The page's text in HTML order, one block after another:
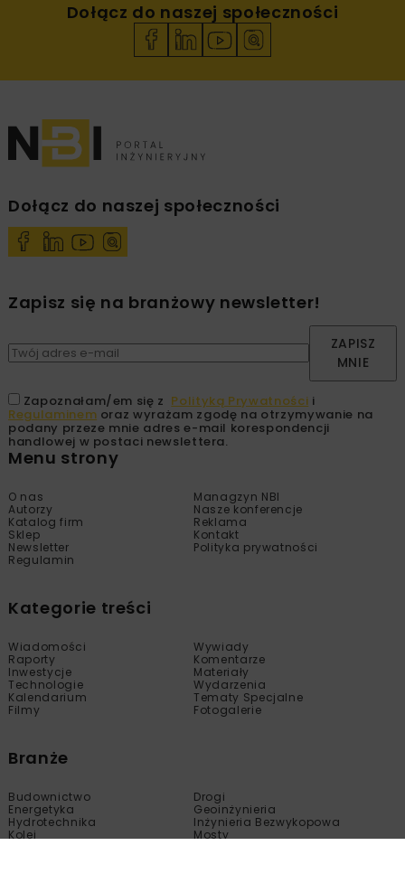
Dołącz do naszej społeczności
Dołącz do naszej społeczności
Zapisz się na branżowy newsletter!
ZAPISZ
MNIE
Zapoznałam/em się z Polityką Prywatności i
Regulaminem oraz wyrażam zgodę na otrzymywanie na
podany przeze mnie adres e-mail korespondencji
handlowej w postaci newslettera.
Menu strony
O nas
Managzyn NBI
Autorzy
Nasze konferencje
Katalog firm
Reklama
Sklep
Kontakt
Newsletter
Polityka prywatności
Regulamin
Kategorie treści
Wiadomości
Wywiady
Raporty
Komentarze
Inwestycje
Materiały
Technologie
Wydarzenia
Kalendarium
Tematy Specjalne
Filmy
Fotogalerie
Branże
Budownictwo
Drogi
Energetyka
Geoinżynieria
Hydrotechnika
Inżynieria Bezwykopowa
Kolej
Mosty